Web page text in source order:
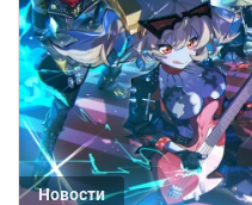
Новости